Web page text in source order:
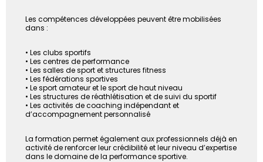
Les compétences développées peuvent être mobilisées
dans :
• Les clubs sportifs
• Les centres de performance
• Les salles de sport et structures fitness
• Les fédérations sportives
• Le sport amateur et le sport de haut niveau
• Les structures de réathlétisation et de suivi du sportif
• Les activités de coaching indépendant et
d’accompagnement personnalisé
La formation permet également aux professionnels déjà en
activité de renforcer leur crédibilité et leur niveau d’expertise
dans le domaine de la performance sportive.